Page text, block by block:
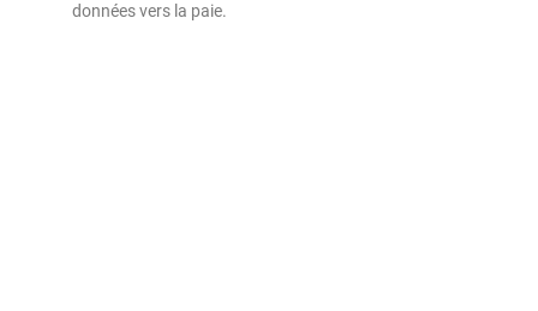
données vers la paie.